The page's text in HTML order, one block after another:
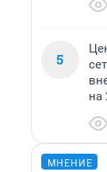
5
на
МНЕНИЕ